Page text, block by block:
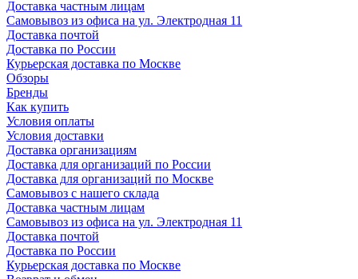
Доставка частным лицам
Самовывоз из офиса на ул. Электродная 11
Доставка почтой
Доставка по России
Курьерская доставка по Москве
Обзоры
Бренды
Как купить
Условия оплаты
Условия доставки
Доставка организациям
Доставка для организаций по России
Доставка для организаций по Москве
Самовывоз с нашего склада
Доставка частным лицам
Самовывоз из офиса на ул. Электродная 11
Доставка почтой
Доставка по России
Курьерская доставка по Москве